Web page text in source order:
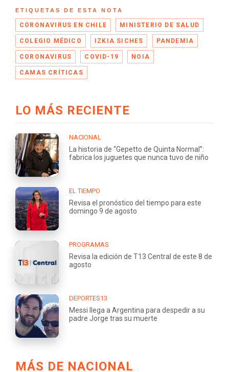
ETIQUETAS DE ESTA NOTA
CORONAVIRUS EN CHILE MINISTERIO DE SALUD
COLEGIO MÉDICO IZKIA SICHES PANDEMIA
CORONAVIRUS COVID-19 NOIA
CAMAS CRÍTICAS
LO MÁS RECIENTE
NACIONAL
La historia de “Gepetto de Quinta Normal”:
fabrica los juguetes que nunca tuvo de niño
EL TIEMPO
Revisa el pronóstico del tiempo para este
domingo 9 de agosto
PROGRAMAS
Revisa la edición de T13 Central de este 8 de
agosto
DEPORTES13
Messi llega a Argentina para despedir a su
padre Jorge tras su muerte
MÁS DE NACIONAL